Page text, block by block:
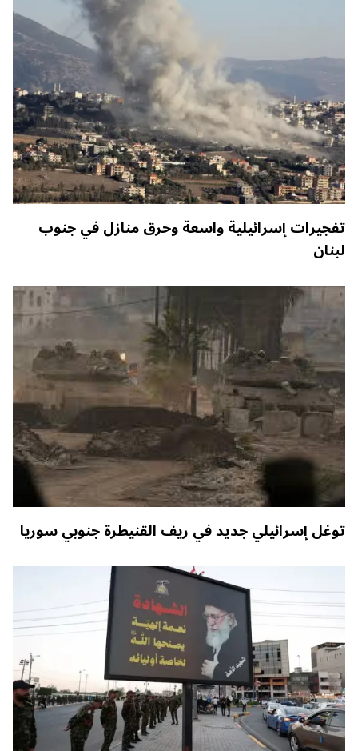
تفجيرات إسرائيلية واسعة وحرق منازل في جنوب
لبنان
توغل إسرائيلي جديد في ريف القنيطرة جنوبي سوريا